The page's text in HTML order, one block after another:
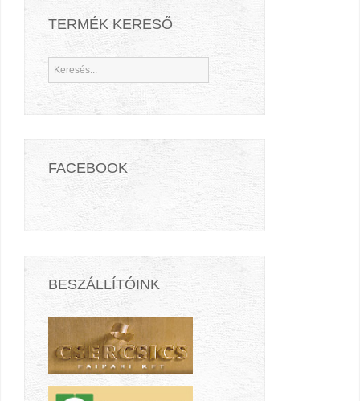
TERMÉK KERESŐ
FACEBOOK
BESZÁLLÍTÓINK